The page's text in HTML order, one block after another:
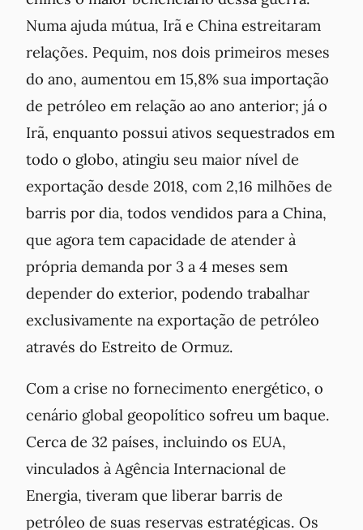
Numa ajuda mútua, Irã e China estreitaram
relações. Pequim, nos dois primeiros meses
do ano, aumentou em 15,8% sua importação
de petróleo em relação ao ano anterior; já o
Irã, enquanto possui ativos sequestrados em
todo o globo, atingiu seu maior nível de
exportação desde 2018, com 2,16 milhões de
barris por dia, todos vendidos para a China,
que agora tem capacidade de atender à
própria demanda por 3 a 4 meses sem
depender do exterior, podendo trabalhar
exclusivamente na exportação de petróleo
através do Estreito de Ormuz.
Com a crise no fornecimento energético, o
cenário global geopolítico sofreu um baque.
Cerca de 32 países, incluindo os EUA,
vinculados à Agência Internacional de
Energia, tiveram que liberar barris de
petróleo de suas reservas estratégicas. Os